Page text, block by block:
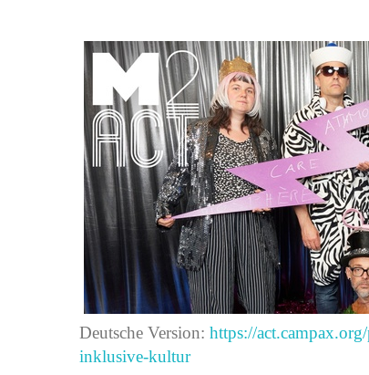
Deutsche Version: https://
inklusive-kultur